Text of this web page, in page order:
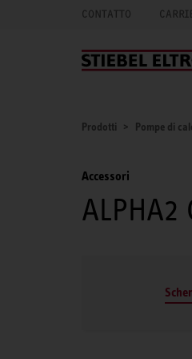
CONTATTO
Prodotti Pompe di
Accessori
ALPHA2